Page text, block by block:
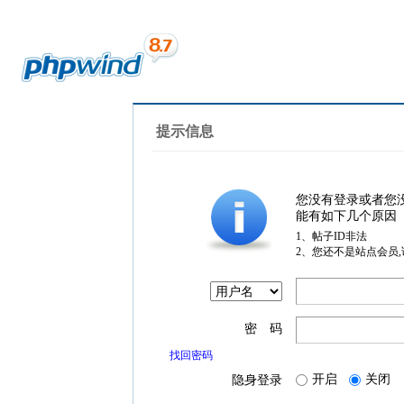
提示信息
您没有登录或者您
能有如下几个原因
1、帖子ID非法
2、您还不是站点会员
密 码
找回密码
隐身登录 开启 关闭